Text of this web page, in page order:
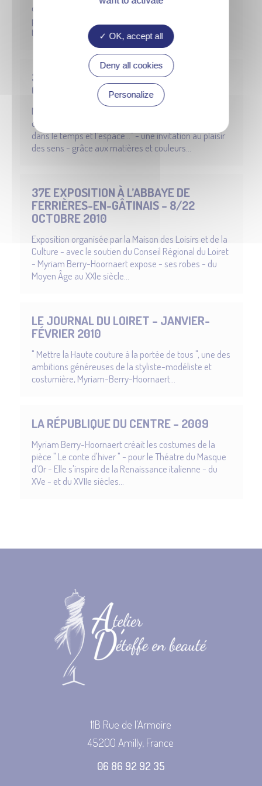
costumière, fine psychologue, poète ou encore
philosophe, Myriam-Berry Hoornaert cumule les
talents...
37E EXPOSITION DE FERRIÈRES-EN-
GÂTINAIS – OCTOBRE 2010
Myriam Berry-Hoornaert, invitée d'honneur nous
confie : " Mes créations sont comme une traversée
dans le temps et l'espace…" - une invitation au plaisir
des sens - grâce aux matières et couleurs...
37E EXPOSITION À L’ABBAYE DE
FERRIÈRES-EN-GÂTINAIS – 8/22
OCTOBRE 2010
Exposition organisée par la Maison des Loisirs et de la
Culture - avec le soutien du Conseil Régional du Loiret
- Myriam Berry-Hoornaert expose - ses robes - du
Moyen Âge au XXIe siècle...
LE JOURNAL DU LOIRET – JANVIER-
FÉVRIER 2010
" Mettre la Haute couture à la portée de tous ", une des
ambitions généreuses de la styliste-modéliste et
costumière, Myriam-Berry-Hoornaert...
LA RÉPUBLIQUE DU CENTRE – 2009
Myriam Berry-Hoornaert créait les costumes de la
pièce " Le conte d'hiver " - pour le Théatre du Masque
d'Or - Elle s'inspire de la Renaissance italienne - du
XVe - et du XVIIe siècles...
11B Rue de l’Armoire
45200 Amilly, France
06 86 92 92 35
OK, accept all
Deny all cookies
Personalize